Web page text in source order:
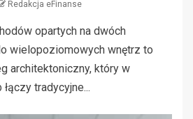
Redakcja eFinanse
opartych na dwóch
wielopoziomowych wnętrz to
architektoniczny, który w
tradycyjne...